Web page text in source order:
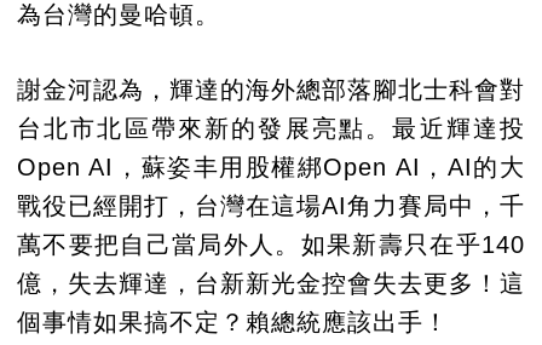
為台灣的曼哈頓。
謝金河認為，輝達的海外總部落腳北士科會對
台北市北區帶來新的發展亮點。最近輝達投
Open AI，蘇姿丰用股權綁Open AI，AI的大
戰役已經開打，台灣在這場AI角力賽局中，千
萬不要把自己當局外人。如果新壽只在乎140
億，失去輝達，台新新光金控會失去更多！這
個事情如果搞不定？賴總統應該出手！